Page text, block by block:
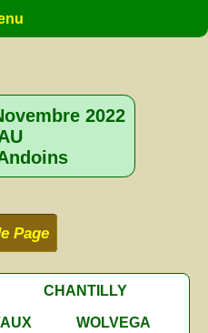
2022
Page
CHANTILLY
WOLVEGA